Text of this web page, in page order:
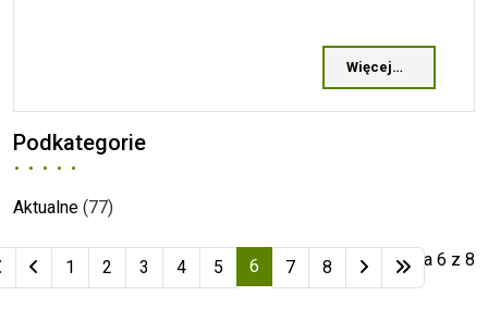
Więcej…
Podkategorie
Aktualne (77)
Strona 6 z 8
1 2 3 4 5 6 7 8